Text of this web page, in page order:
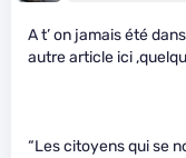
A t’ on jamais été
autre article ici
“Les citoyens qui se